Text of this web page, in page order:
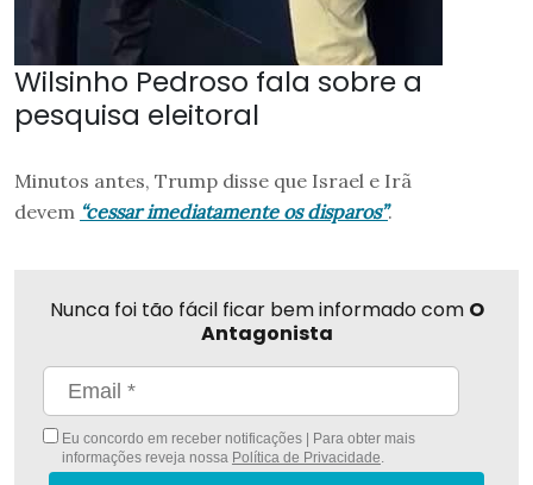
Wilsinho Pedroso fala sobre a
pesquisa eleitoral
Minutos antes, Trump disse que Israel e Irã
devem “cessar imediatamente os disparos”.
Nunca foi tão fácil ficar bem informado com O
Antagonista
Eu concordo em receber notificações | Para obter mais
informações reveja nossa Política de Privacidade.